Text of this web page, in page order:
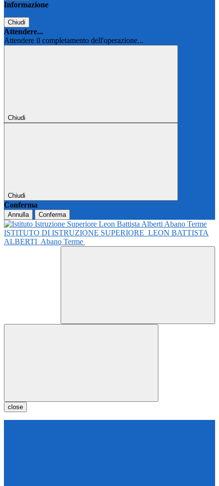
Informazione
Chiudi
Attendere...
Attendere il completamento dell'operazione...
Chiudi
Chiudi
Conferma
Annulla Conferma
ISTITUTO DI ISTRUZIONE SUPERIORE LEON BATTISTA
ALBERTI Abano Terme
close